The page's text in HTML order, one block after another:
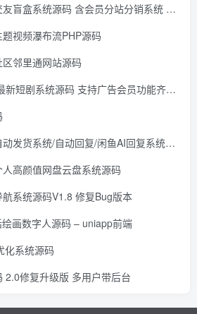
盒系统源码 含会员分站分销系统 可易支付
题视频瀑布流PHP源码
区邻里通网站源码
剧系统源码 支持广告会员功能齐全短剧源码
发货系统/自动回复/闲鱼AI回复系统源码
人高颜值网盘云盘系统源码
航系统源码V1.8 修复Bug版本
绘画数字人源码 – uniapp前端
化系统源码
2.0修复升级版 多用户带后台